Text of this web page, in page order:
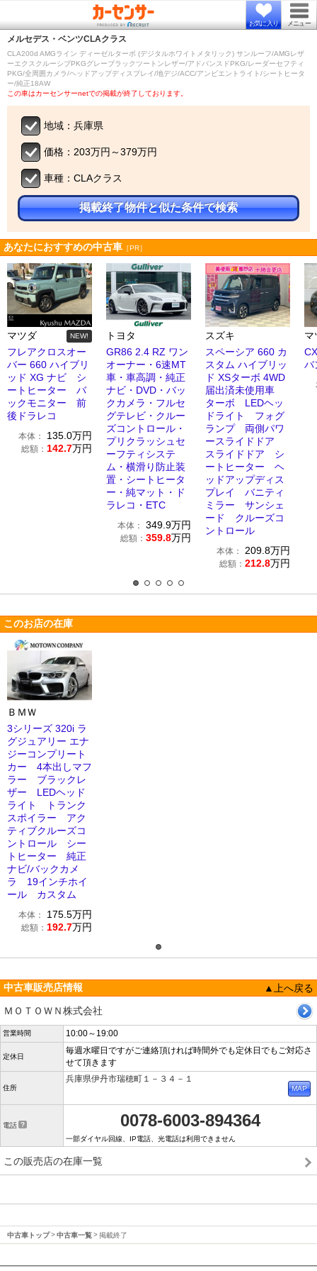
お気に入り メニュー
メルセデス・ベンツCLAクラス
CLA200d AMGライン ディーゼルターボ (デジタルホワイトメタリック) サンルーフ/AMGレザ
ーエクスクルーシブPKGグレーブラックツートンレザー/アドバンスドPKG/レーダーセフティ
PKG/全周囲カメラ/ヘッドアップディスプレイ/地デジ/ACC/アンビエントライト/シートヒータ
ー/純正18AW
この車はカーセンサーnetでの掲載が終了しております。
地域：兵庫県
価格：203万円～379万円
車種：CLAクラス
掲載終了物件と似た条件で検索
あなたにおすすめの中古車 ［PR］
マツダ NEW!
フレアクロスオー
バー 660 ハイブリ
ッド XG ナビ シ
ートヒーター バ
ックモニター 前
後ドラレコ
本体： 135.0万円
総額： 142.7万円
トヨタ
GR86 2.4 RZ ワン
オーナー・6速MT
車・車高調・純正
ナビ・DVD・バッ
クカメラ・フルセ
グテレビ・クルー
ズコントロール・
プリクラッシュセ
ーフティシステ
ム・横滑り防止装
置・シートヒータ
ー・純マット・ド
ラレコ・ETC
本体： 349.9万円
総額： 359.8万円
スズキ
スペーシア 660 カ
スタム ハイブリッ
ド XSターボ 4WD
届出済未使用車
ターボ LEDヘッ
ドライト フォグ
ランプ 両側パワ
ースライドドア
スライドドア シ
ートヒーター ヘ
ッドアップディス
プレイ バニティ
ミラー サンシェ
ード クルーズコ
ントロール
本体： 209.8万円
総額： 212.8万円
マ
バ
このお店の在庫
ＢＭＷ
3シリーズ 320i ラ
グジュアリー エナ
ジーコンプリート
カー 4本出しマフ
ラー ブラックレ
ザー LEDヘッド
ライト トランク
スポイラー アク
ティブクルーズコ
ントロール シー
トヒーター 純正
ナビ/バックカメ
ラ 19インチホイ
ール カスタム
本体： 175.5万円
総額： 192.7万円
中古車販売店情報
▲上へ戻る
ＭＯＴＯＷＮ株式会社
営業時間 10:00～19:00
定休日
毎週水曜日ですがご連絡頂ければ時間外でも定休日でもご対応さ
せて頂きます
住所
兵庫県伊丹市瑞穂町１－３４－１
電話 0078-6003-894364
一部ダイヤル回線、IP電話、光電話は利用できません
この販売店の在庫一覧
中古車トップ 中古車一覧 掲載終了